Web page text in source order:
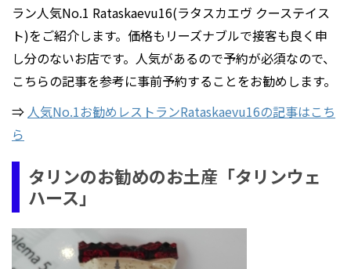
ラン人気No.1 Rataskaevu16(ラタスカエヴ クーステイス
ト)をご紹介します。価格もリーズナブルで接客も良く申
し分のないお店です。人気があるので予約が必須なので、
こちらの記事を参考に事前予約することをお勧めします。
⇒ 人気No.1お勧めレストランRataskaevu16の記事はこち
ら
タリンのお勧めのお土産「タリンウェ
ハース」